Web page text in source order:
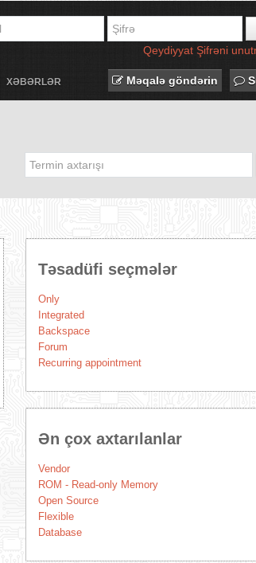
Qeydiyyat Şifrəni
XƏBƏRLƏR Məqalə göndərin
Təsadüfi seçmələr
Only
Integrated
Backspace
Forum
Recurring appointment
Ən çox axtarılanlar
Vendor
ROM - Read-only Memory
Open Source
Flexible
Database